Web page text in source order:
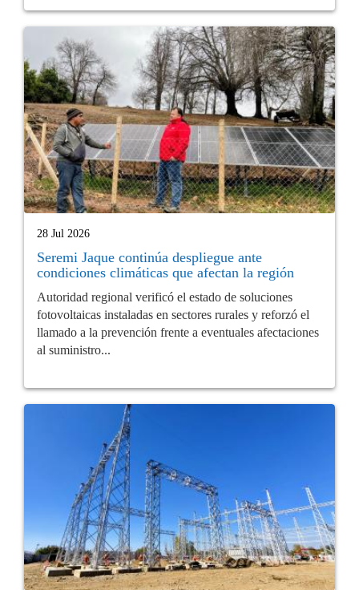
28 Jul 2026
Seremi Jaque continúa despliegue ante
condiciones climáticas que afectan la región
Autoridad regional verificó el estado de soluciones
fotovoltaicas instaladas en sectores rurales y reforzó el
llamado a la prevención frente a eventuales afectaciones
al suministro...